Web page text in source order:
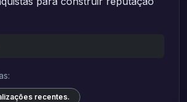
recentes.